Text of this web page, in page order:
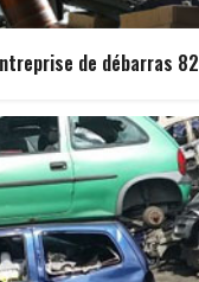
de débarras 82